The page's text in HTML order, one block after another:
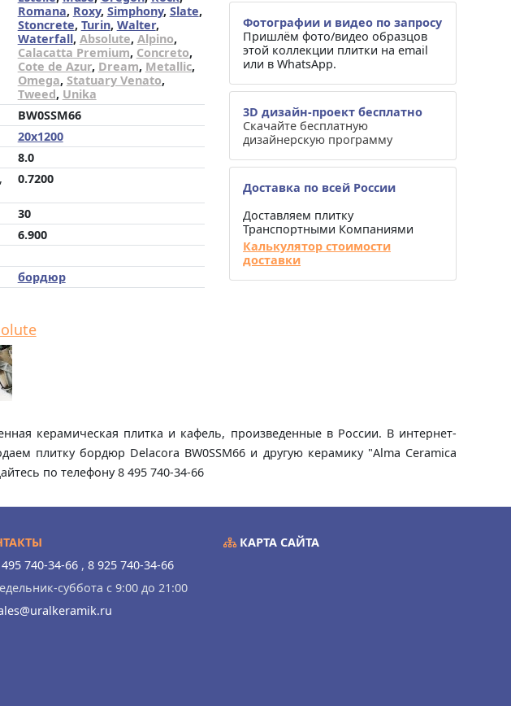
Romana, Roxy, Simphony, Slate,
Stoncrete, Turin, Walter,
Waterfall, Absolute, Alpino,
Calacatta Premium, Concreto,
Cote de Azur, Dream, Metallic,
Omega, Statuary Venato,
Tweed, Unika
BW0SSM66
20x1200
8.0
0.7200
30
6.900
бордюр
Фотографии и видео по запросу
Пришлём фото/видео образцов
этой коллекции плитки на email
или в WhatsApp.
3D дизайн-проект бесплатно
Скачайте бесплатную
дизайнерскую программу
Доставка по всей России
Доставляем плитку
Транспортными Компаниями
Калькулятор стоимости
доставки
керамическая плитка и кафель, произведенные в России. В интернет-
плитку бордюр Delacora BW0SSM66 и другую керамику "Alma Ceramica
по телефону 8 495 740-34-66
740-34-66 , 8 925 740-34-66
суббота с 9:00 до 21:00
КАРТА САЙТА